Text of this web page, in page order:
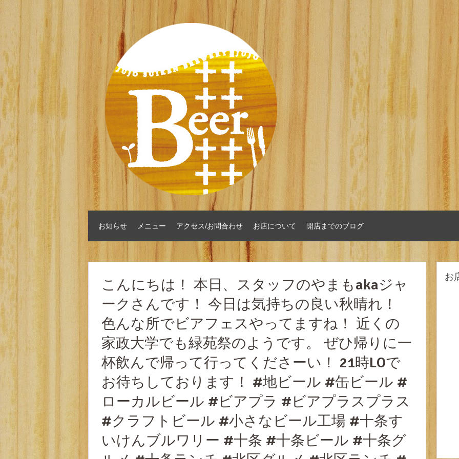
お知らせ メニュー アクセス/お問合わせ お店について 開店までのブログ
こんにちは！ 本日、スタッフのやまもakaジャ
ークさんです！ 今日は気持ちの良い秋晴れ！
色んな所でビアフェスやってますね！ 近くの
家政大学でも緑苑祭のようです。 ぜひ帰りに一
杯飲んで帰って行ってくださーい！ 21時LOで
お待ちしております！ #地ビール #缶ビール #
ローカルビール #ビアプラ #ビアプラスプラス
#クラフトビール #小さなビール工場 #十条す
いけんブルワリー #十条 #十条ビール #十条グ
お